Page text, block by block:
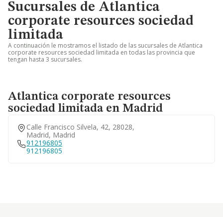
Sucursales de Atlantica
corporate resources sociedad
limitada
A continuación le mostramos el listado de las sucursales de Atlantica
corporate resources sociedad limitada en todas las provincia que
tengan hasta 3 sucursales.
Atlantica corporate resources
sociedad limitada en Madrid
Calle Francisco Silvela, 42, 28028,
Madrid, Madrid
912196805
912196805